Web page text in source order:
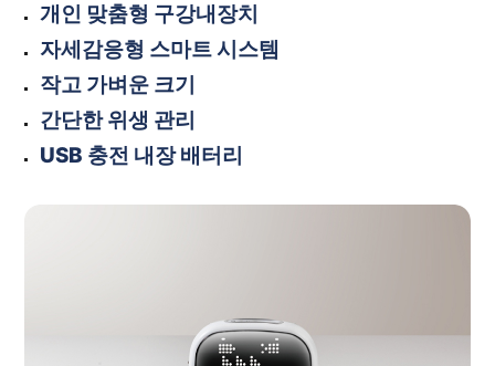
개인 맞춤형 구강내장치
자세감응형 스마트 시스템
작고 가벼운 크기
간단한 위생 관리
USB 충전 내장 배터리